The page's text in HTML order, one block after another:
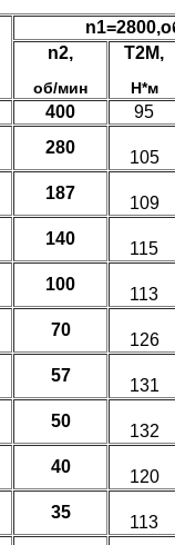
n2,
об/мин
T2M,
Н*м
400
95
280
105
187
109
140
115
100
113
70
126
57
131
50
132
40
120
35
113